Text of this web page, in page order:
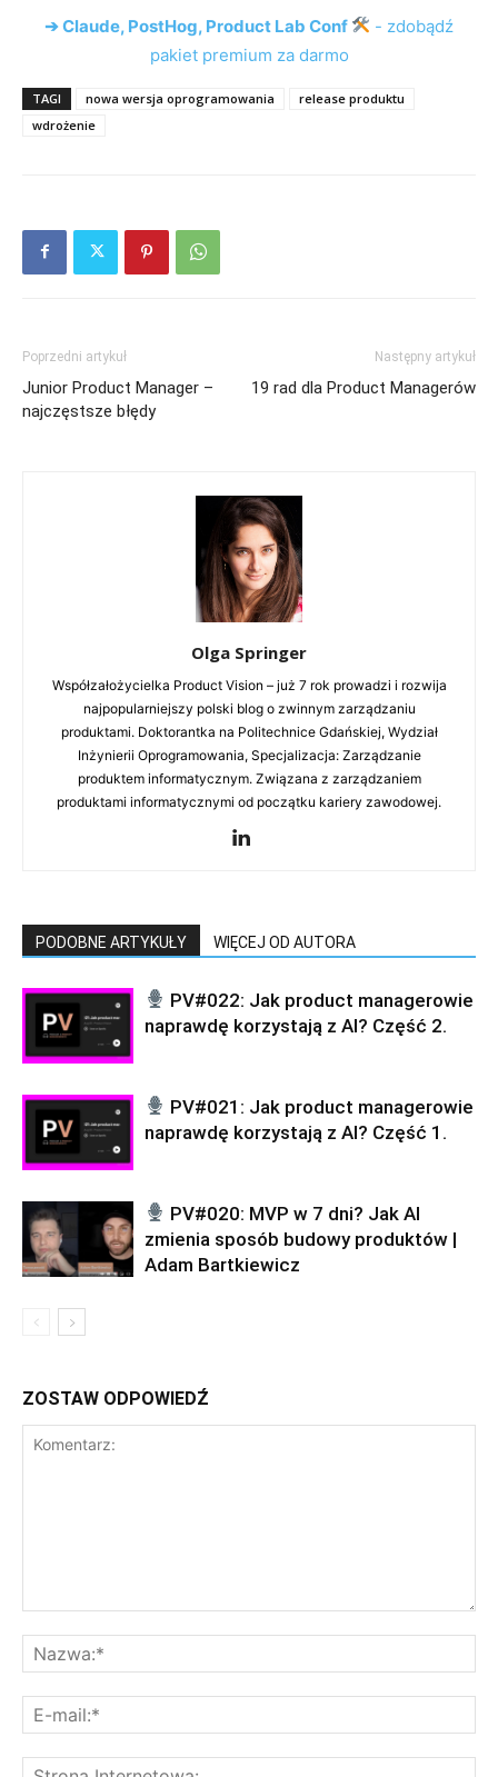
➔ Claude, PostHog, Product Lab Conf
- zdobądź
pakiet premium za darmo
TAGI nowa wersja oprogramowania
release produktu
wdrożenie
Poprzedni artykuł
Junior Product Manager –
najczęstsze błędy
Następny artykuł
19 rad dla Product Managerów
Olga Springer
Współzałożycielka Product Vision – już 7 rok prowadzi i rozwija
najpopularniejszy polski blog o zwinnym zarządzaniu
produktami. Doktorantka na Politechnice Gdańskiej, Wydział
Inżynierii Oprogramowania, Specjalizacja: Zarządzanie
produktem informatycznym. Związana z zarządzaniem
produktami informatycznymi od początku kariery zawodowej.
PODOBNE ARTYKUŁY WIĘCEJ OD AUTORA
PV#022: Jak product managerowie
naprawdę korzystają z AI? Część 2.
PV#021: Jak product managerowie
naprawdę korzystają z AI? Część 1.
PV#020: MVP w 7 dni? Jak AI
zmienia sposób budowy produktów |
Adam Bartkiewicz
ZOSTAW ODPOWIEDŹ